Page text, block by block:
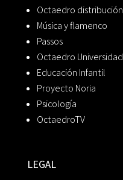
Octaedro distribución
Música y flamenco
Passos
Octaedro Universidad
Educación Infantil
Proyecto Noria
Psicología
OctaedroTV
LEGAL